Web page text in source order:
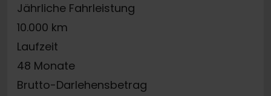
Jährliche Fahrleistung
10.000 km
Laufzeit
48 Monate
Brutto-Darlehensbetrag